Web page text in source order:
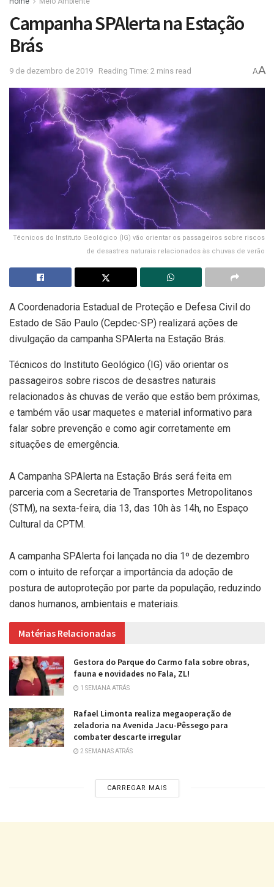
Campanha SPAlerta na Estação
Brás
9 de dezembro de 2019 Reading Time: 2 mins read AA
Técnicos do Instituto Geológico (IG) vão orientar os passageiros sobre riscos
de desastres naturais relacionados às chuvas de verão
A Coordenadoria Estadual de Proteção e Defesa Civil do
Estado de São Paulo (Cepdec-SP) realizará ações de
divulgação da campanha SPAlerta na Estação Brás.
Técnicos do Instituto Geológico (IG) vão orientar os
passageiros sobre riscos de desastres naturais
relacionados às chuvas de verão que estão bem próximas,
e também vão usar maquetes e material informativo para
falar sobre prevenção e como agir corretamente em
situações de emergência.
A Campanha SPAlerta na Estação Brás será feita em
parceria com a Secretaria de Transportes Metropolitanos
(STM), na sexta-feira, dia 13, das 10h às 14h, no Espaço
Cultural da CPTM.
A campanha SPAlerta foi lançada no dia 1º de dezembro
com o intuito de reforçar a importância da adoção de
postura de autoproteção por parte da população, reduzindo
danos humanos, ambientais e materiais.
Matérias Relacionadas
Gestora do Parque do Carmo fala sobre obras,
fauna e novidades no Fala, ZL!
1 SEMANA ATRÁS
Rafael Limonta realiza megaoperação de
zeladoria na Avenida Jacu-Pêssego para
combater descarte irregular
2 SEMANAS ATRÁS
CARREGAR MAIS